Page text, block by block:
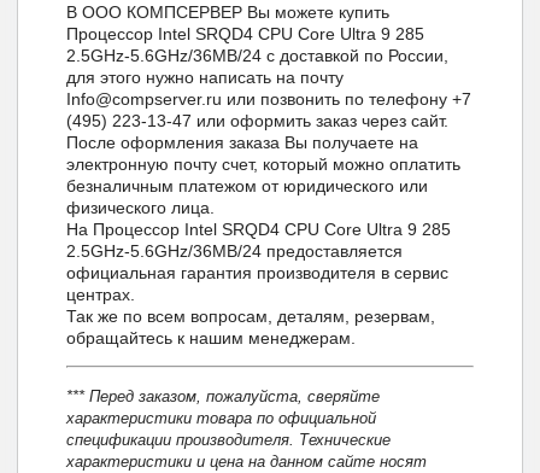
В ООО КОМПСЕРВЕР Вы можете купить
Процессор Intel SRQD4 CPU Core Ultra 9 285
2.5GHz-5.6GHz/36MB/24 с доставкой по России,
для этого нужно написать на почту
Info@compserver.ru или позвонить по телефону +7
(495) 223-13-47 или оформить заказ через сайт.
После оформления заказа Вы получаете на
электронную почту счет, который можно оплатить
безналичным платежом от юридического или
физического лица.
На Процессор Intel SRQD4 CPU Core Ultra 9 285
2.5GHz-5.6GHz/36MB/24 предоставляется
официальная гарантия производителя в сервис
центрах.
Так же по всем вопросам, деталям, резервам,
обращайтесь к нашим менеджерам.
*** Перед заказом, пожалуйста, сверяйте
характеристики товара по официальной
спецификации производителя. Технические
характеристики и цена на данном сайте носят